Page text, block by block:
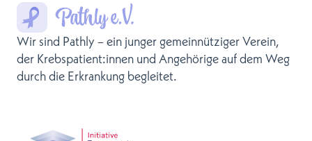
Wir sind Pathly – ein junger gemeinnütziger Verein,
der Krebspatient:innen und Angehörige auf dem Weg
durch die Erkrankung begleitet.